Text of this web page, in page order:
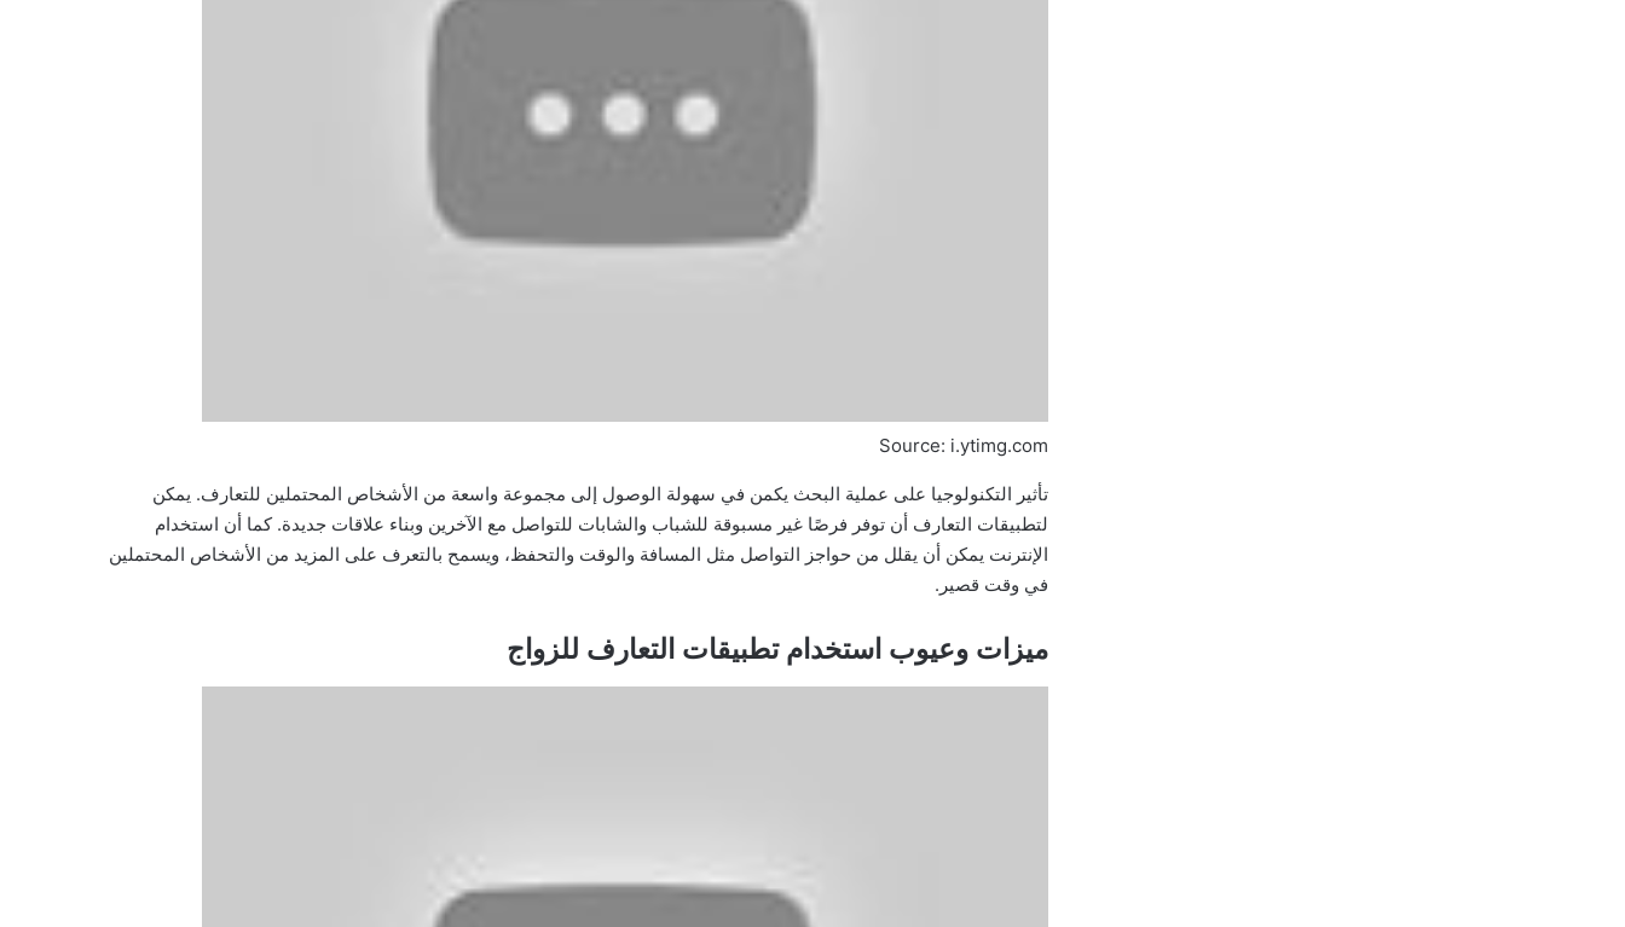
Source: i.ytimg.com
تأثير التكنولوجيا على عملية البحث يكمن في سهولة الوصول إلى مجموعة واسعة من الأشخاص المحتملين للتعارف. يمكن
لتطبيقات التعارف أن توفر فرصًا غير مسبوقة للشباب والشابات للتواصل مع الآخرين وبناء علاقات جديدة. كما أن استخدام
الإنترنت يمكن أن يقلل من حواجز التواصل مثل المسافة والوقت والتحفظ، ويسمح بالتعرف على المزيد من الأشخاص المحتملين
في وقت قصير.
ميزات وعيوب استخدام تطبيقات التعارف للزواج